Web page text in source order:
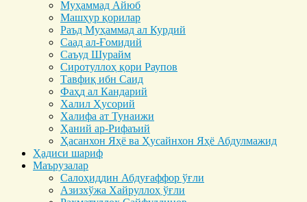
Муҳаммад Айюб
Машҳур қорилар
Раъд Муҳаммад ал Курдий
Саад ал-Ғомидий
Саъуд Шурайм
Сиротуллоҳ қори Раупов
Тавфиқ ибн Саид
Фаҳд ал Кандарий
Халил Ҳусорий
Халифа ат Тунаижи
Ҳаний ар-Рифаъий
Ҳасанхон Яҳё ва Ҳусайнхон Яҳё Абдулмажид
Ҳадиси шариф
Маърузалар
Салоҳиддин Абдуғаффор ўғли
Азизхўжа Хайруллоҳ ўғли